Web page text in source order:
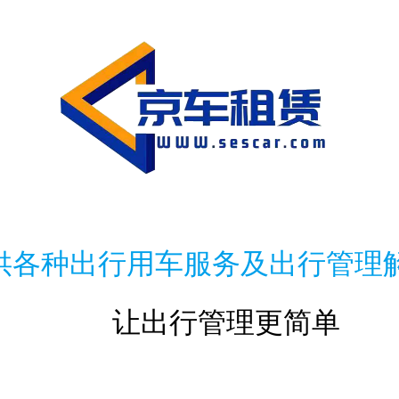
各种出行用车服务及出行管理
让出行管理更简单